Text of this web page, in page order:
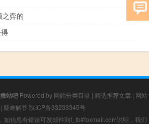
之弈的
站吧 Powered by 网站分类目录 | 精选推荐文章 | 网站
| 疑难解答 陕ICP备33233345号
如信息有错误可发邮件到f_fb#foxmail.com说明，我们